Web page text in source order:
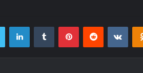
Twitter LinkedInTumblr PinterestReddit